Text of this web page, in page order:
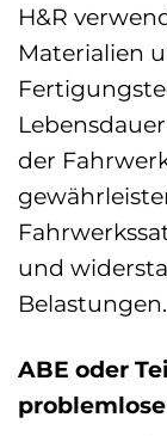
H&R
Materialien
der
und
Belastungen.
ABE oder